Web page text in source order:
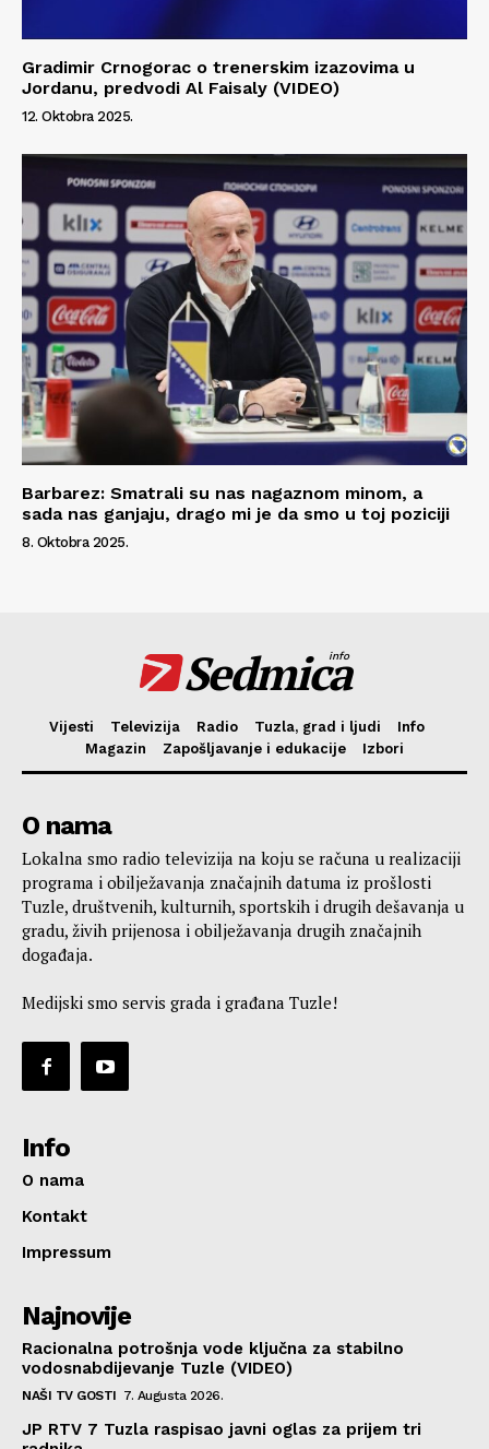
Gradimir Crnogorac o trenerskim izazovima u
Jordanu, predvodi Al Faisaly (VIDEO)
12. Oktobra 2025.
Barbarez: Smatrali su nas nagaznom minom, a
sada nas ganjaju, drago mi je da smo u toj poziciji
8. Oktobra 2025.
Sedmica
info
Vijesti Televizija Radio Tuzla, grad i ljudi
Info
Magazin
Zapošljavanje i edukacije Izbori
O nama
Lokalna smo radio televizija na koju se računa u realizaciji
programa i obilježavanja značajnih datuma iz prošlosti
Tuzle, društvenih, kulturnih, sportskih i drugih dešavanja u
gradu, živih prijenosa i obilježavanja drugih značajnih
događaja.
Medijski smo servis grada i građana Tuzle!
Info
O nama
Kontakt
Impressum
Najnovije
Racionalna potrošnja vode ključna za stabilno
vodosnabdijevanje Tuzle (VIDEO)
NAŠI TV GOSTI 7. Augusta 2026.
JP RTV 7 Tuzla raspisao javni oglas za prijem tri